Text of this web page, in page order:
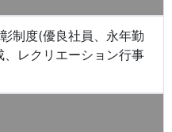
制度(優良社員、永年勤
レクリエーション行事